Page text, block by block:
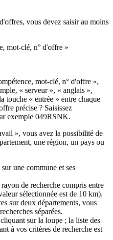
vous devez saisir au moins
mot-clé, n° d'offre »
mot-clé, n° d'offre »,
« serveur », « anglais »,
touche « entrée » entre chaque
précise ? Saisissez
exemple 049RSNK.
», vous avez la possibilité de
une région, un pays ou
une commune et ses
de recherche compris entre
sélectionnée est de 10 km).
sur deux départements, vous
séparées.
sur la loupe ; la liste des
à vos critères de recherche est